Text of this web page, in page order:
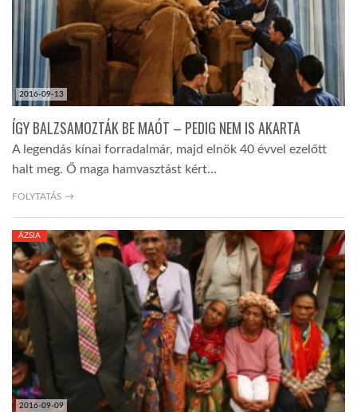
AUSZTRÁLIA
A VILÁG ITTHON
GLOBOTV BP
HÍR3D
TROPICALMAGAZIN
GLOBOTV
2016-09-13
ÍGY BALZSAMOZTÁK BE MAÓT – PEDIG NEM IS AKARTA
A legendás kínai forradalmár, majd elnök 40 évvel ezelőtt
halt meg. Ő maga hamvasztást kért…
FOLYTATÁS →
2016-09-09
ÁZSIA